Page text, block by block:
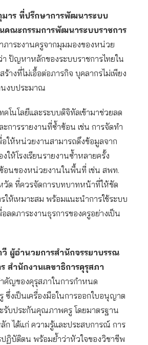
าร ที่ปรึกษาการพัฒนาระบบ
คณะกรรมการพัฒนาระบบราชการ
าระงานครูจากมุมมองของหน่วย
า ปัญหาหลักของระบบราชการไทยใน
ร้างที่ไม่เอื้อต่อภารกิจ บุคลากรไม่เพียง
นงบประมาณ
คโนโลยีและระบบดิจิทัลเข้ามาช่วยลด
ะการรายงานที่ซ้ำซ้อน เช่น การจัดทำ
ให้หน่วยงานสามารถดึงข้อมูลจาก
ให้โรงเรียนรายงานซ้ำหลายครั้ง
อนของหน่วยงานในพื้นที่ เช่น สพท.
วัด ที่ควรจัดการบทบาทหน้าที่ให้ชัด
ให้เหมาะสม พร้อมแนะนำการใช้ระบบ
ลดภาระงานธุรการของครูอย่างเป็น
ผู้อำนวยการสำนักจรรยาบรรณ
สำนักงานเลขาธิการคุรุสภา
คัญของคุรุสภาในการกำหนด
ซึ่งเป็นเครื่องมือในการออกใบอนุญาต
รับประกันคุณภาพครู โดยมาตรฐาน
ก ได้แก่ ความรู้และประสบการณ์ การ
ฏิบัติตน พร้อมย้ำว่าหัวใจของวิชาชีพ